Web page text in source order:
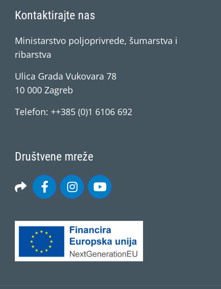
Kontaktirajte nas
Ministarstvo poljoprivrede, šumarstva i
ribarstva
Ulica Grada Vukovara 78
10 000 Zagreb
Telefon: ++385 (0)1 6106 692
Društvene mreže